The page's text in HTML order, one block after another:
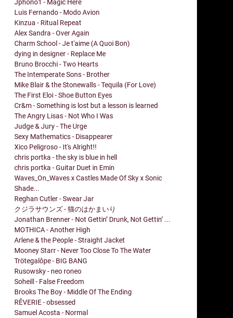
Jphono1 - Magic Here
Luis Fernando - Modo Avion
Kinzua - Ritual Repeat
Alex Sandra - Over Again
Charm School - Je t'aime (A Quoi Bon)
dying in designer - Replace Me
Bruno Brocchi - Two Hearts
The Intemperate Sons - Brother
Mike Blair & the Stonewalls - Tequila (For Love)
The First Eloi - Shoe Button Eyes
Cr&m - Something is lost but a lesson is learned
The Angry Lisas - Not Who I Was
Judge & Jury - The Urge
Sexy Mathematics - Disappearer
Xico Peligroso - It's Alright!!
chris portka - the sky is blue in hell
chris portka - Guitar Duet in Emin
Waves_On_Waves x Castles Made Of Sky x Sonic
Shade...
Reghan Cutler - Swear Jar
クジラサウンズ - 猫のはかまいり
Jonathan Brenner - Not Gettin’ Drunk, Not Gettin’ ...
MOTHICA - Another High
Arlene & the People - Straight Jacket
Mooney Starr - Never Too Close To The Water
Trötegalôpe - BIG BANG
Rusowsky - neo roneo
Soheill - False Freedom
Brooks The Boy - Middle Of The Ending
RÊVERIE - obsessed
Samuel Acosta - Normal